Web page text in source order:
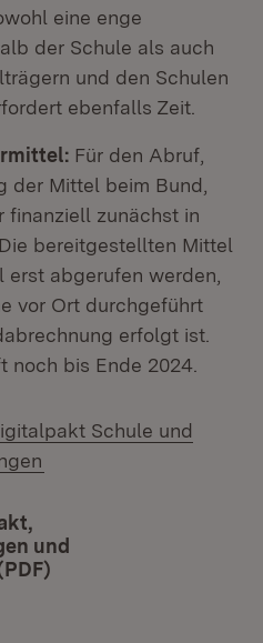
eine enge
der Schule als auch
und den Schulen
ebenfalls Zeit.
Für den Abruf,
der Mittel beim Bund,
finanziell zunächst in
bereitgestellten Mittel
erst abgerufen werden,
vor Ort durchgeführt
erfolgt ist.
noch bis Ende 2024.
Schule und
und